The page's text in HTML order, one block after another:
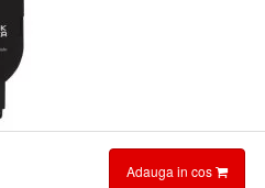
Adauga in cos